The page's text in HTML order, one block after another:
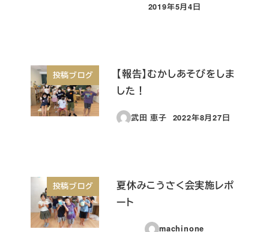
投稿日
2019年5月4日
投稿ブログ
【報告】むかしあそびをしま
した！
武田 恵子
投稿日
2022年8月27日
投稿ブログ
夏休みこうさく会実施レポ
ート
machinone